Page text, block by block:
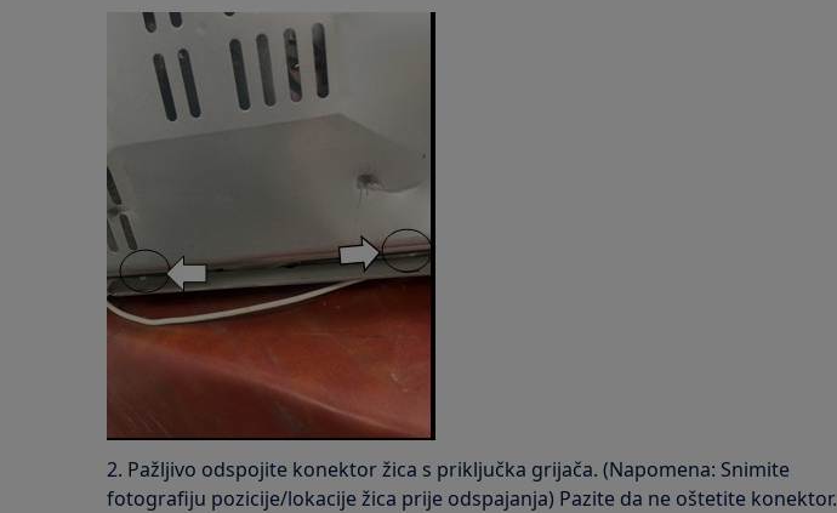
2. Pažljivo odspojite konektor žica s priključka grijača. (Napomena: Snimite
fotografiju pozicije/lokacije žica prije odspajanja) Pazite da ne oštetite konektor.